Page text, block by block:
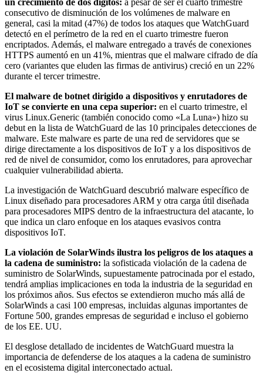
consecutivo de disminución de los volúmenes de malware en
general, casi la mitad (47%) de todos los ataques que WatchGuard
detectó en el perímetro de la red en el cuarto trimestre fueron
encriptados. Además, el malware entregado a través de conexiones
HTTPS aumentó en un 41%, mientras que el malware cifrado de día
cero (variantes que eluden las firmas de antivirus) creció en un 22%
durante el tercer trimestre.
El malware de botnet dirigido a dispositivos y enrutadores de
IoT se convierte en una cepa superior: en el cuarto trimestre, el
virus Linux.Generic (también conocido como «La Luna») hizo su
debut en la lista de WatchGuard de las 10 principales detecciones de
malware. Este malware es parte de una red de servidores que se
dirige directamente a los dispositivos de IoT y a los dispositivos de
red de nivel de consumidor, como los enrutadores, para aprovechar
cualquier vulnerabilidad abierta.
La investigación de WatchGuard descubrió malware específico de
Linux diseñado para procesadores ARM y otra carga útil diseñada
para procesadores MIPS dentro de la infraestructura del atacante, lo
que indica un claro enfoque en los ataques evasivos contra
dispositivos IoT.
La violación de SolarWinds ilustra los peligros de los ataques a
la cadena de suministro: la sofisticada violación de la cadena de
suministro de SolarWinds, supuestamente patrocinada por el estado,
tendrá amplias implicaciones en toda la industria de la seguridad en
los próximos años. Sus efectos se extendieron mucho más allá de
SolarWinds a casi 100 empresas, incluidas algunas importantes de
Fortune 500, grandes empresas de seguridad e incluso el gobierno
de los EE. UU.
El desglose detallado de incidentes de WatchGuard muestra la
importancia de defenderse de los ataques a la cadena de suministro
en el ecosistema digital interconectado actual.